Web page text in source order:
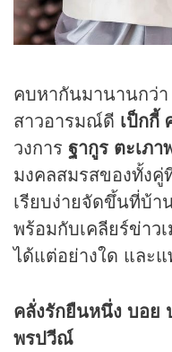
คบหากันมานานกว่
สาวอารมณ์ดี เป็กกี้
วงการ ฐากูร ตะเภา
มงคลสมรสของทั้ง
เรียบง่ายจัดขึ้นที่บ้า
พร้อมกับเคลียร์ข่าว
ได้แต่อย่างใด และ
คลั่งรักยืนหนึ่ง บอย
พรปวีณ์